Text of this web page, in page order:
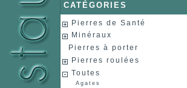
CATÉGORIES
Pierres de Santé
Minéraux
Pierres à porter
Pierres roulées
Toutes
Agates